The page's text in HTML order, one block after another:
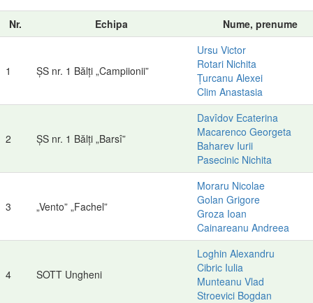
Nr. Echipa Nume, prenume
1 ȘS nr. 1 Bălți „Campiionii”
Ursu Victor
Rotari Nichita
Țurcanu Alexei
Clim Anastasia
2 ȘS nr. 1 Bălți „Barsî”
Davîdov Ecaterina
Macarenco Georgeta
Baharev Iurii
Pasecinic Nichita
3 „Vento” „Fachel”
Moraru Nicolae
Golan Grigore
Groza Ioan
Cainareanu Andreea
4 SOTT Ungheni
Loghin Alexandru
Cibric Iulia
Munteanu Vlad
Stroevici Bogdan